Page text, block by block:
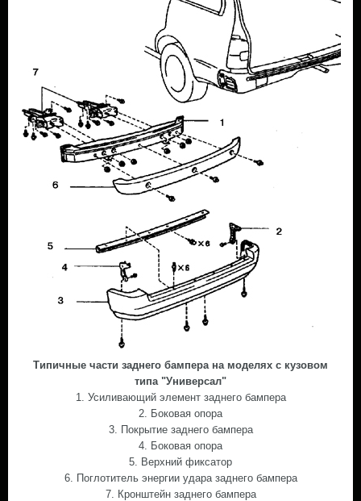
Типичные части заднего бампера на моделях с кузовом
типа "Универсал"
1. Усиливающий элемент заднего бампера
2. Боковая опора
3. Покрытие заднего бампера
4. Боковая опора
5. Верхний фиксатор
6. Поглотитель энергии удара заднего бампера
7. Кронштейн заднего бампера